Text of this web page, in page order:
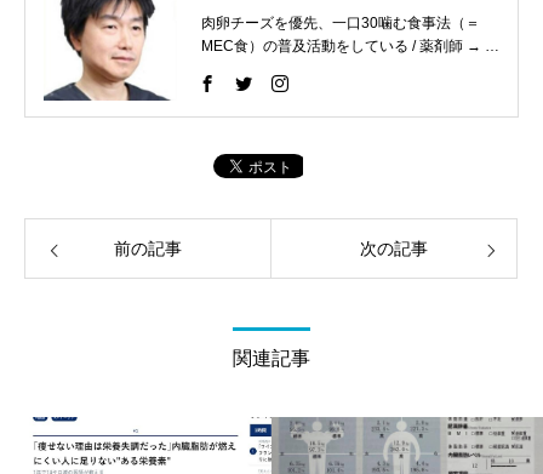
肉卵チーズを優先、一口30噛む食事法（＝
MEC食）の普及活動をしている / 薬剤師 → 医
学博士
前の記事 次の記事
関連記事